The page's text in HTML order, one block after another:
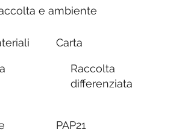
e ambiente
Carta
Raccolta
differenziata
PAP21